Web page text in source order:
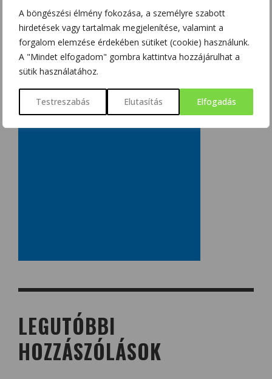
A böngészési élmény fokozása, a személyre szabott
hirdetések vagy tartalmak megjelenítése, valamint a
forgalom elemzése érdekében sütiket (cookie) használunk.
A "Mindet elfogadom" gombra kattintva hozzájárulhat a
sütik használatához.
Testreszabás Elutasítás Elfogadás
LEGUTÓBBI
HOZZÁSZÓLÁSOK